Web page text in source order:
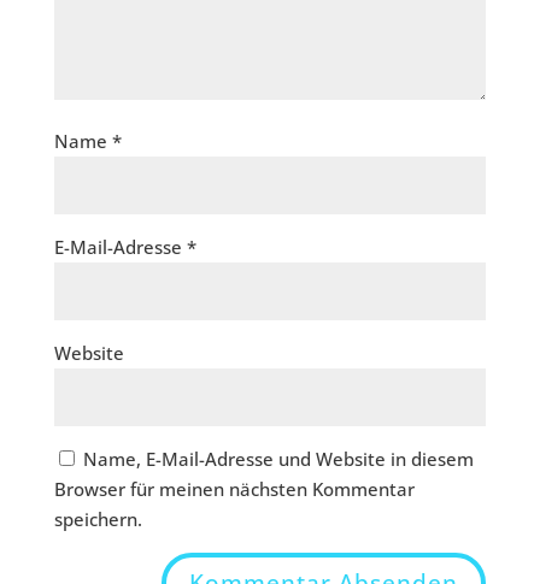
Name *
E-Mail-Adresse *
Website
Name, E-Mail-Adresse und Website in diesem
Browser für meinen nächsten Kommentar
speichern.